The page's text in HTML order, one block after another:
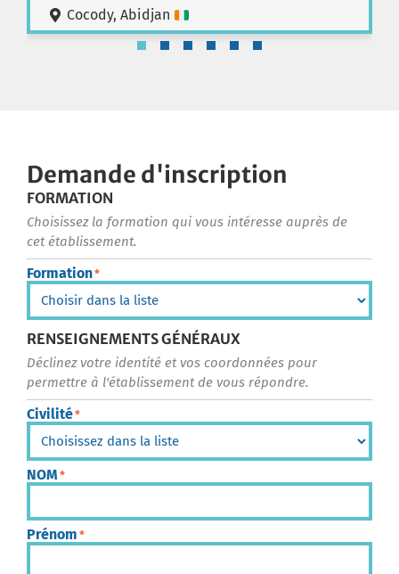
Cocody, Abidjan
Demande d'inscription
FORMATION
Choisissez la formation qui vous intéresse auprès de
cet établissement.
Formation*
RENSEIGNEMENTS GÉNÉRAUX
Déclinez votre identité et vos coordonnées pour
permettre à l'établissement de vous répondre.
Civilité*
NOM *
Prénom *